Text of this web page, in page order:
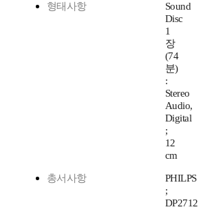
형태사항
Sound
Disc
1
장
(74
분)
:
Stereo
Audio,
Digital
;
12
cm
총서사항
PHILPS
;
DP2712